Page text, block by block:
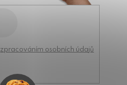
zpracováním osobních údajů